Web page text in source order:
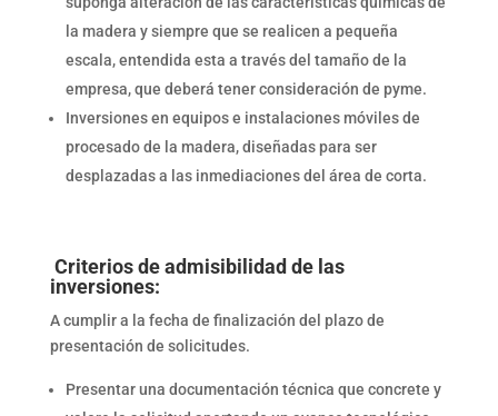
la madera y siempre que se realicen a pequeña
escala, entendida esta a través del tamaño de la
empresa, que deberá tener consideración de pyme.
Inversiones en equipos e instalaciones móviles de
procesado de la madera, diseñadas para ser
desplazadas a las inmediaciones del área de corta.
Criterios de admisibilidad de las
inversiones:
A cumplir a la fecha de finalización del plazo de
presentación de solicitudes.
Presentar una documentación técnica que concrete y